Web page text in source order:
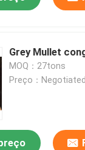
Grey Mullet
MOQ：27tons
Preço：